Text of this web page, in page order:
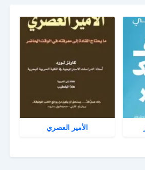
الأمير العصري